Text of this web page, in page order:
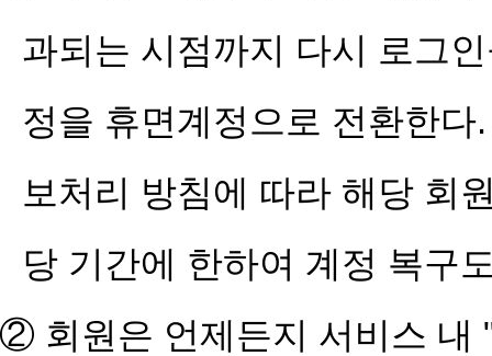
과되는 시점까지 다시 로그
정을 휴면계정으로 전환한
보처리 방침에 따라 해당 회
당 기간에 한하여 계정 복구
② 회원은 언제든지 서비스 내